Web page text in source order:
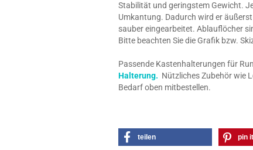
Stabilität und geringstem Gewicht.
Umkantung. Dadurch wird er
sauber eingearbeitet. Ablauflöcher
Bitte beachten Sie die Grafik bzw.
Passende Kastenhalterungen für
Halterung. Nützliches Zubehör wie
Bedarf oben mitbestellen.
teilen pin it